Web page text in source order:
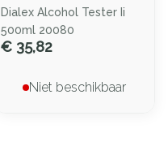
Dialex Alcohol Tester Ii
500ml 20080
€ 35,82
Niet beschikbaar